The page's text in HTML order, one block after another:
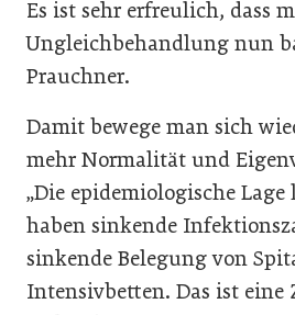
Es ist sehr erfreulich, dass
Ungleichbehandlung nun
Prauchner.
Damit bewege man sich
mehr Normalität und
„Die epidemiologische Lage
haben sinkende
sinkende Belegung von
Intensivbetten. Das ist